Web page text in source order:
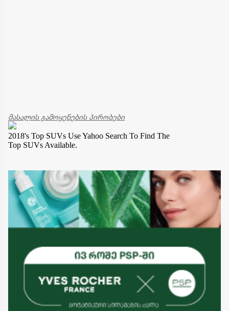
მასალის გამოყენების პირობები
2018's Top SUVs Use Yahoo Search To Find The
Top SUVs Available.